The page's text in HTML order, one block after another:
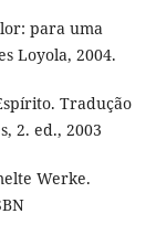
para uma
Loyola, 2004.
Tradução
2. ed., 2003
Werke.